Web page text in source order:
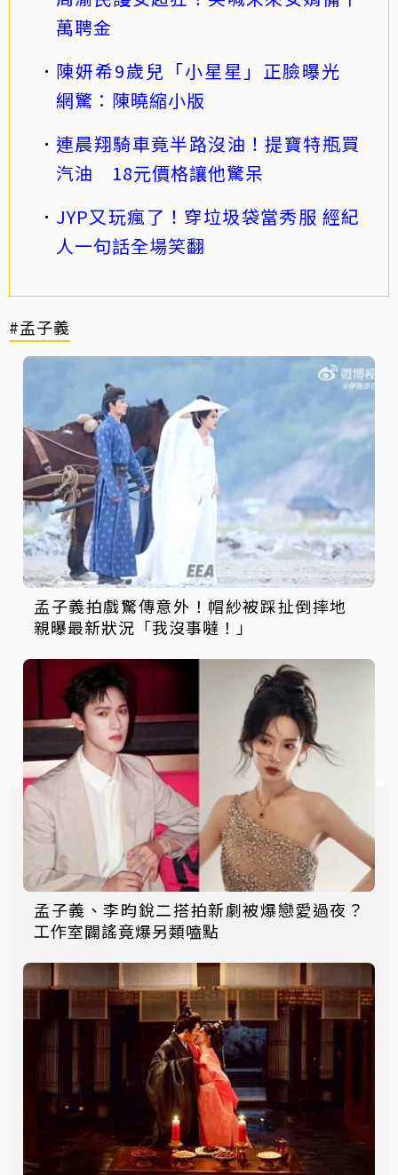
萬聘金
陳妍希9歲兒「小星星」正臉曝光
網驚：陳曉縮小版
連晨翔騎車竟半路沒油！提寶特瓶買
汽油 18元價格讓他驚呆
JYP又玩瘋了！穿垃圾袋當秀服 經紀
人一句話全場笑翻
#孟子義
孟子義拍戲驚傳意外！帽紗被踩扯倒摔地
親曝最新狀況「我沒事噠！」
孟子義、李昀銳二搭拍新劇被爆戀愛過夜？
工作室闢謠竟爆另類嗑點